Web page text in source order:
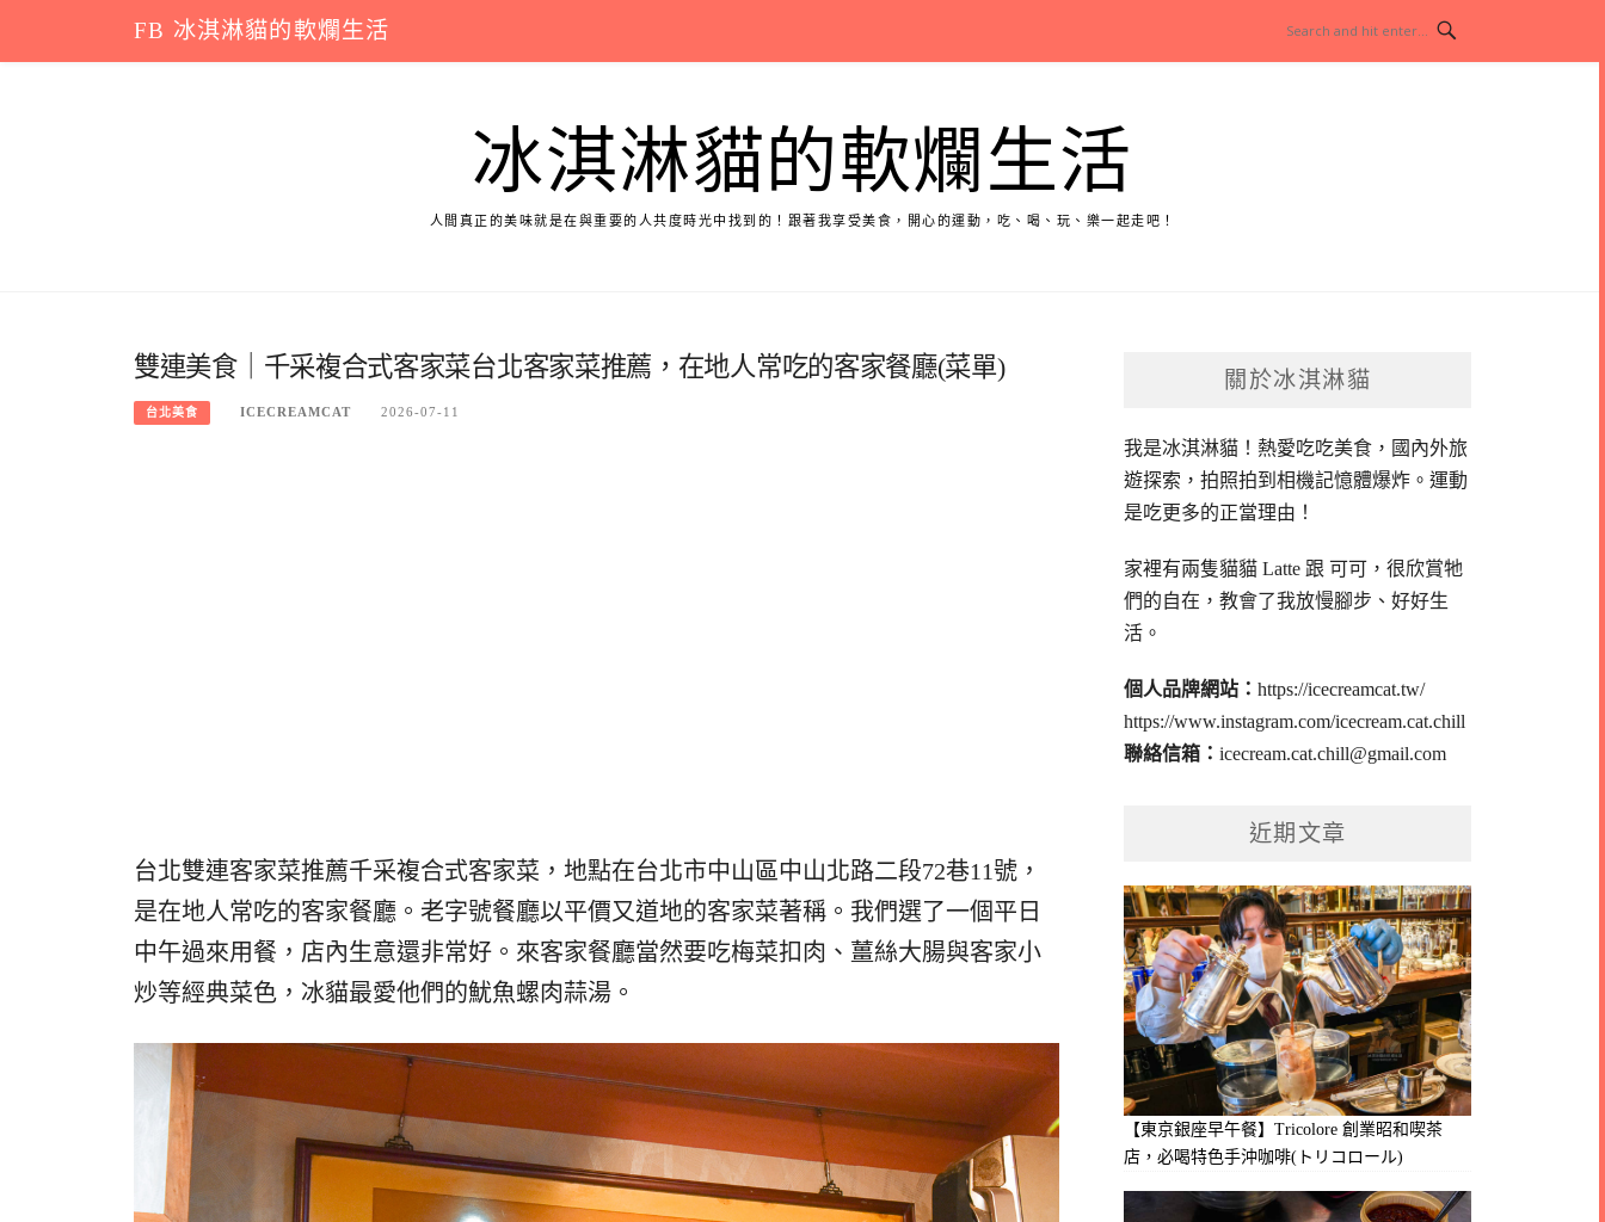
content
FB 冰淇淋貓的軟爛生活
冰淇淋貓的軟爛生活
人間真正的美味就是在與重要的人共度時光中找到的！跟著我享受美食，開心的運動，吃、喝、玩、樂一起走吧！
雙連美食｜千采複合式客家菜台北客家菜推薦，在地人常吃的客家餐廳(菜單)
台北美食 ICECREAMCAT 2026-07-11
台北雙連客家菜推薦千采複合式客家菜，地點在台北市中山區中山北路二段72巷11號，
是在地人常吃的客家餐廳。老字號餐廳以平價又道地的客家菜著稱。我們選了一個平日
中午過來用餐，店內生意還非常好。來客家餐廳當然要吃梅菜扣肉、薑絲大腸與客家小
炒等經典菜色，冰貓最愛他們的魷魚螺肉蒜湯。
關於冰淇淋貓
我是冰淇淋貓！ 熱愛吃吃美食，國內外旅
遊探索，拍照拍到相機記憶體爆炸。運動
是吃更多的正當理由！
家裡有兩隻貓貓 Latte 跟 可可，很欣賞牠
們的自在，教會了我放慢腳步、好好生
活。
個人品牌網站：https://icecreamcat.tw/
https://www.instagram.com/icecream.cat.chill
聯絡信箱：icecream.cat.chill@gmail.com
近期文章
【東京銀座早午餐】Tricolore 創業昭和喫茶
店，必喝特色手沖咖啡(トリコロール)